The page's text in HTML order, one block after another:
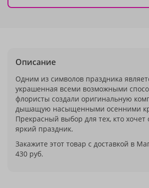
Описание
Одним из символов праздника
украшенная всеми возможными
флористы создали оригинальную
дышащую насыщенными осенними
Прекрасный выбор для тех, кто хочет
яркий праздник.
Закажите этот товар с доставкой в
430 руб.